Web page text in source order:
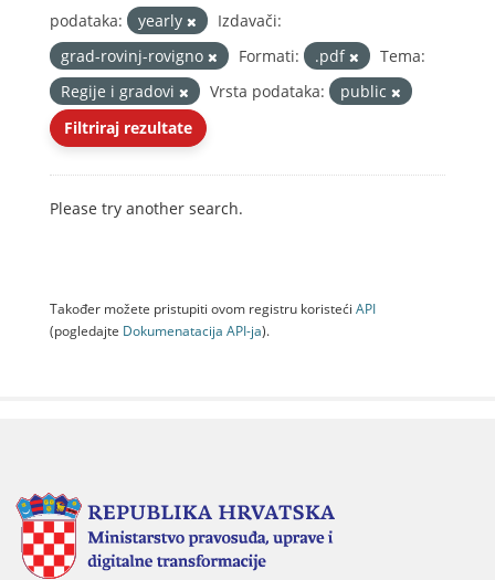
podataka:
yearly
Izdavači:
grad-rovinj-rovigno
Formati: .pdf
Tema:
Regije i gradovi
Vrsta podataka:
public
Filtriraj rezultate
Please try another search.
Također možete pristupiti ovom registru koristeći API
(pogledajte Dokumenаtаcijа API-jа).